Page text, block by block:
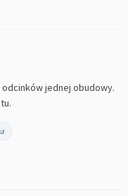
odcinków jednej obudowy.